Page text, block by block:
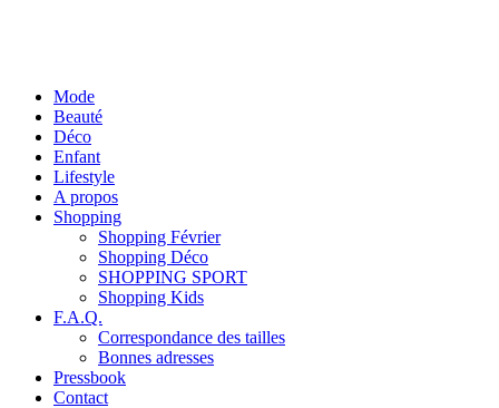
Mode
Beauté
Déco
Enfant
Lifestyle
A propos
Shopping
Shopping Février
Shopping Déco
SHOPPING SPORT
Shopping Kids
F.A.Q.
Correspondance des tailles
Bonnes adresses
Pressbook
Contact